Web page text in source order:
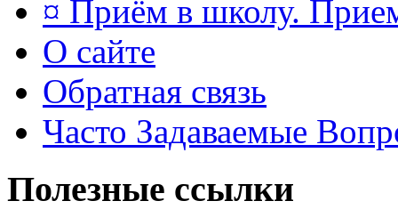
¤ Приём в школу.
О сайте
Обратная связь
Часто Задаваемые
Полезные ссылки